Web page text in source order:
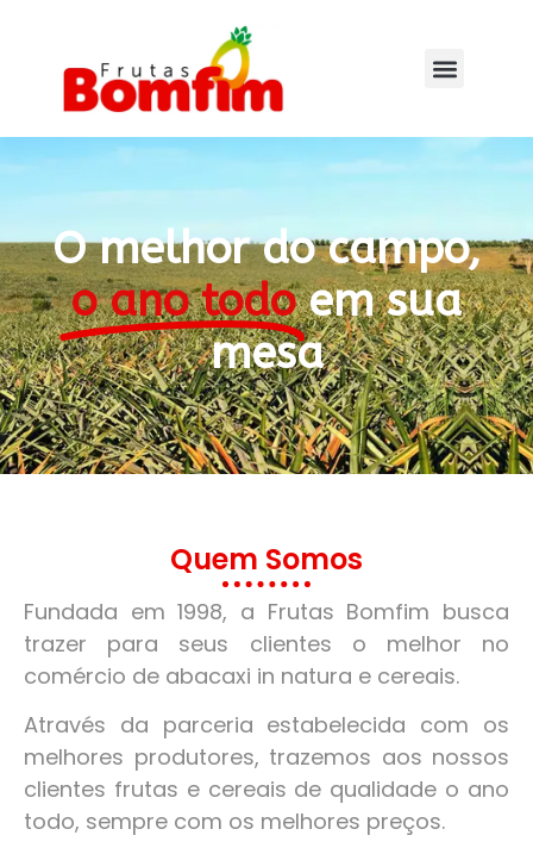
O melhor do campo,
o ano todo em sua
mesa
Quem Somos
Fundada em 1998, a Frutas Bomfim busca
trazer para seus clientes o melhor no
comércio de abacaxi in natura e cereais.
Através da parceria estabelecida com os
melhores produtores, trazemos aos nossos
clientes frutas e cereais de qualidade o ano
todo, sempre com os melhores preços.